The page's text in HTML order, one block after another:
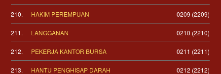
210. HAKIM PEREMPUAN 0209 (2209)
211. LANGGANAN 0210 (2210)
212. PEKERJA KANTOR BURSA 0211 (2211)
213. HANTU PENGHISAP DARAH 0212 (2212)